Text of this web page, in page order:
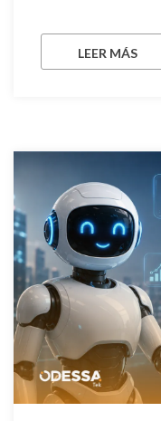
LEER MÁS